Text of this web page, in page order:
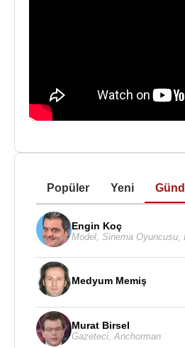
Popüler Yeni
Engin Koç
Model Sinema Oyuncusu
Medyum Memiş
Murat Birsel
Gazeteci Anchorman